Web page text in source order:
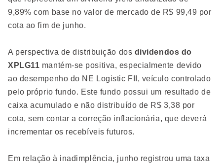
9,89% com base no valor de mercado de R$ 99,49 por
cota ao fim de junho.
A perspectiva de distribuição dos dividendos do
XPLG11 mantém-se positiva, especialmente devido
ao desempenho do NE Logistic FII, veículo controlado
pelo próprio fundo. Este fundo possui um resultado de
caixa acumulado e não distribuído de R$ 3,38 por
cota, sem contar a correção inflacionária, que deverá
incrementar os recebíveis futuros.
Em relação à inadimplência, junho registrou uma taxa